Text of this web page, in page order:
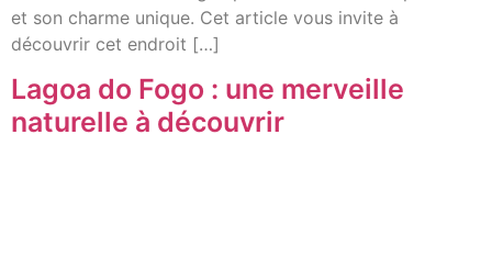
et son charme unique. Cet article vous invite à
découvrir cet endroit […]
Lagoa do Fogo : une merveille
naturelle à découvrir